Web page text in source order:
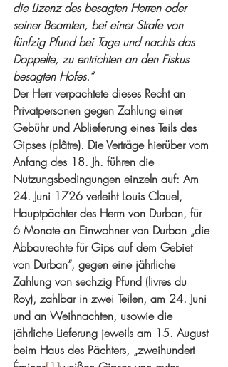
die Lizenz des besagten Herren oder
seiner Beamten, bei einer Strafe von
fünfzig Pfund bei Tage und nachts das
Doppelte, zu entrichten an den Fiskus
besagten Hofes.“
Der Herr verpachtete dieses Recht an
Privatpersonen gegen Zahlung einer
Gebühr und Ablieferung eines Teils des
Gipses (plâtre). Die Verträge hierüber vom
Anfang des 18. Jh. führen die
Nutzungsbedingungen einzeln auf: Am
24. Juni 1726 verleiht Louis Clauel,
Hauptpächter des Herrn von Durban, für
6 Monate an Einwohner von Durban „die
Abbaurechte für Gips auf dem Gebiet
von Durban“, gegen eine jährliche
Zahlung von sechzig Pfund (livres du
Roy), zahlbar in zwei Teilen, am 24. Juni
und an Weihnachten, usowie die
jährliche Lieferung jeweils am 15. August
beim Haus des Pächters, „zweihundert